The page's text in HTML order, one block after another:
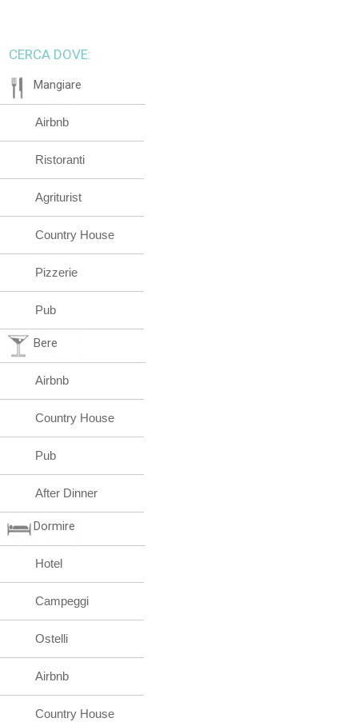
CERCA DOVE:
Mangiare
Airbnb
Ristoranti
Agriturist
Country House
Pizzerie
Pub
Bere
Airbnb
Country House
Pub
After Dinner
Dormire
Hotel
Campeggi
Ostelli
Airbnb
Country House